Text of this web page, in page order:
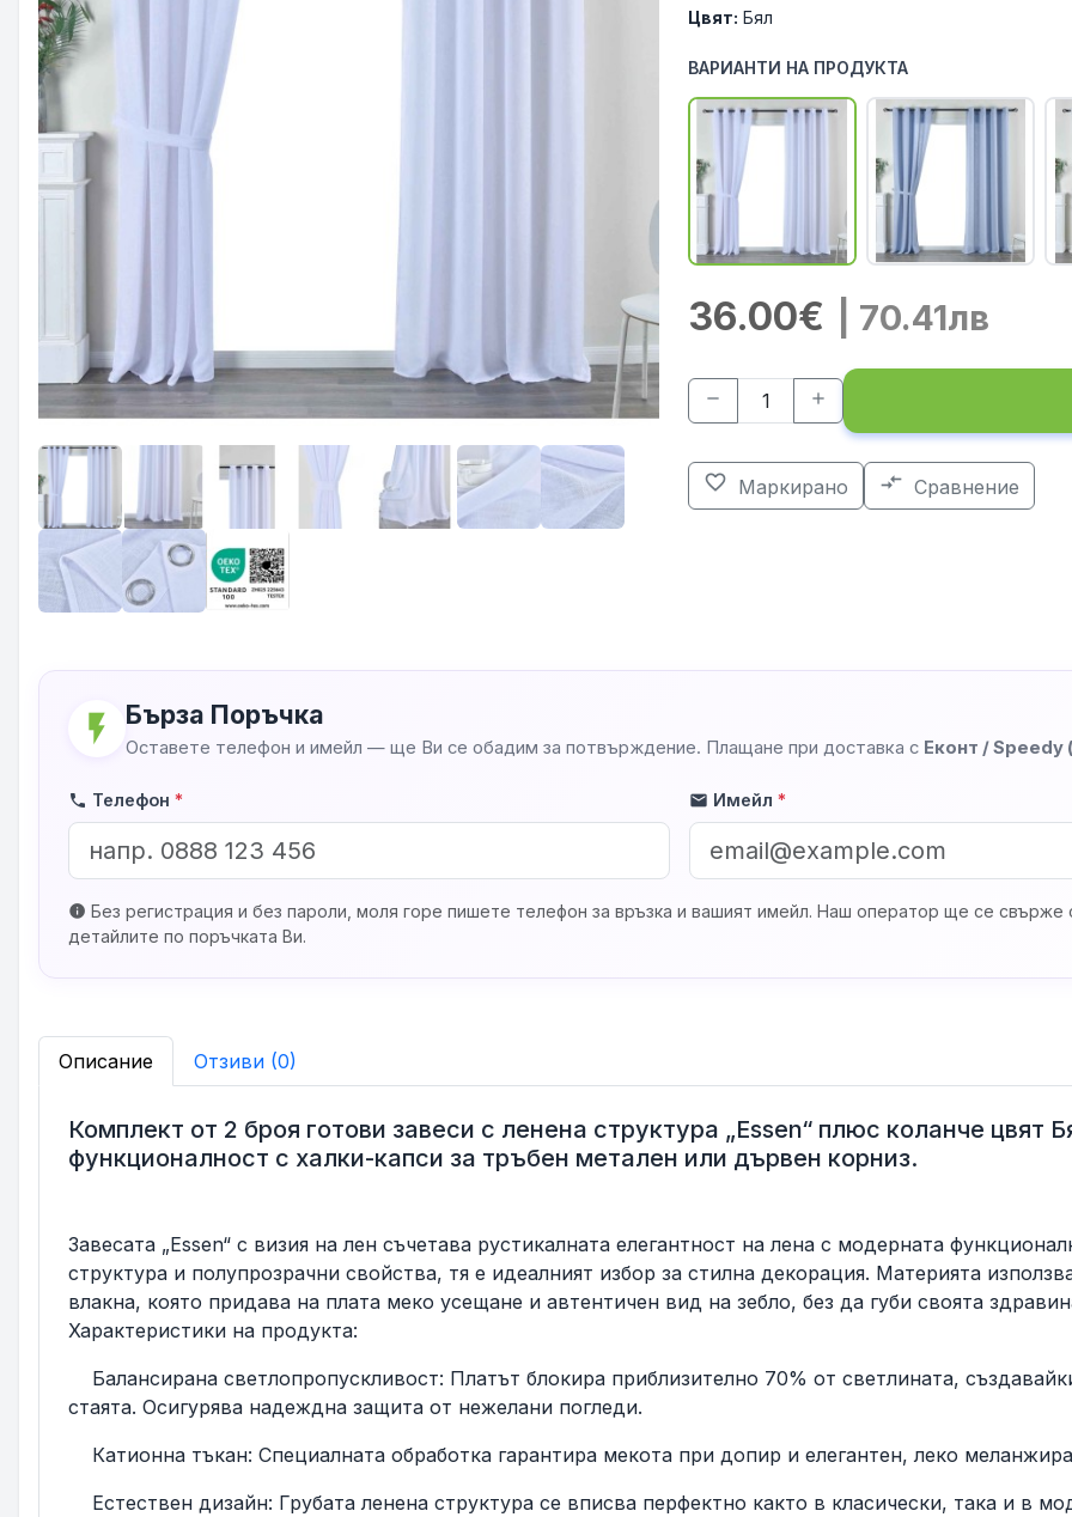
Цвят: Бял
ВАРИАНТИ НА ПРОДУКТА
36.00€ | 70.41лв
remove add
favorite_border Маркирано compare_arrows Сравнение
flash_on Бърза Поръчка
Оставете телефон и имейл — ще Ви се обадим за потвърждение. Плащане при доставка с Еконт / Speedy
phone Телефон * mail Имейл*
info Без регистрация и без пароли, моля горе пишете телефон за връзка и вашият имейл. Наш оператор ще се свърже
детайлите по поръчката Ви.
Описание Отзиви (0)
Комплект от 2 броя готови завеси с ленена структура „Essen“ плюс коланче цвят
функционалност с халки-капси за тръбен метален или дървен корниз.
Завесата „Essen“ с визия на лен съчетава рустикалната елегантност на лена с модерната
структура и полупрозрачни свойства, тя е идеалният избор за стилна декорация. Материята
влакна, която придава на плата меко усещане и автентичен вид на зебло, без да губи своята
Характеристики на продукта:
Балансирана светлопропускливост: Платът блокира приблизително 70% от светлината,
стаята. Осигурява надеждна защита от нежелани погледи.
Катионна тъкан: Специалната обработка гарантира мекота при допир и елегантен, леко
Естествен дизайн: Грубата ленена структура се вписва перфектно както в класически, така и в